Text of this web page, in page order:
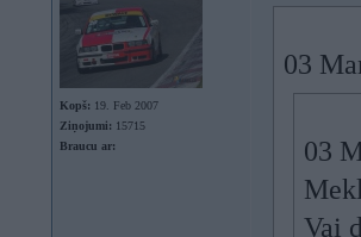
Kopš: 19. Feb 2007
Ziņojumi: 15715
Braucu ar:
03
03
Vai